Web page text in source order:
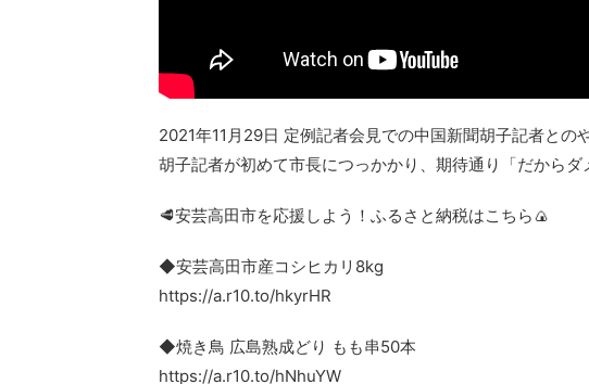
2021年11月29日 定例記者会見での中国新聞胡子記者との
胡子記者が初めて市長につっかかり、期待通り「だからダ
🥩安芸高田市を応援しよう！ふるさと納税はこちら🍙
◆安芸高田市産コシヒカリ8kg
https://a.r10.to/hkyrHR
◆焼き鳥 広島熟成どり もも串50本
https://a.r10.to/hNhuYW